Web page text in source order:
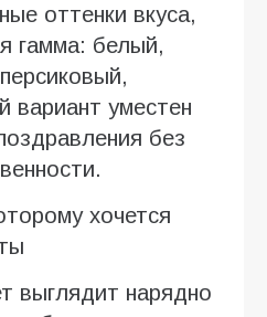
оттенки вкуса,
гамма: белый,
вариант уместен
без
хочется
выглядит нарядно